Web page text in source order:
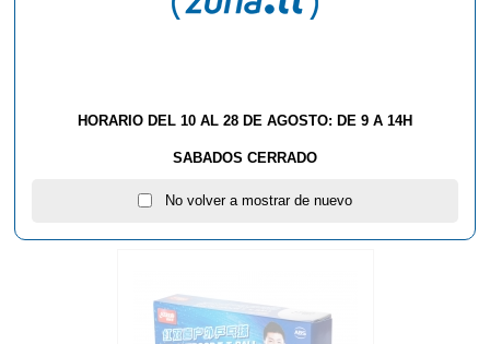
DHS
7,90 €
HORARIO DEL 10 AL 28 DE AGOSTO: DE 9 A 14H
SABADOS CERRADO
No volver a mostrar de nuevo